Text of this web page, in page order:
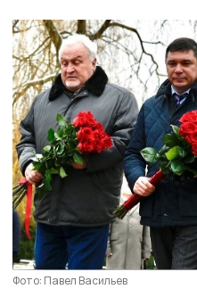
Фото: Павел Васильев